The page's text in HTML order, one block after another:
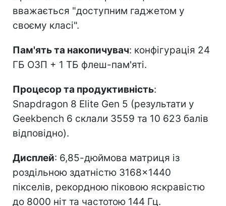
вважається "доступним гаджетом у
своєму класі".
Пам'ять та накопичувач: конфігурація 24
ГБ ОЗП + 1 ТБ флеш-пам'яті.
Процесор та продуктивність:
Snapdragon 8 Elite Gen 5 (результати у
Geekbench 6 склали 3559 та 10 623 балів
відповідно).
Дисплей: 6,85-дюймова матриця із
роздільною здатністю 3168×1440
пікселів, рекордною піковою яскравістю
до 8000 ніт та частотою 144 Гц.